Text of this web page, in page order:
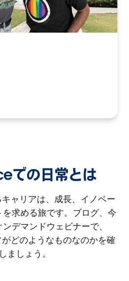
での日常とは
ャリアは、成長、イノベー
求める旅です。ブログ、今
デマンドウェビナーで、
どのようなものなのかを確
ましょう。